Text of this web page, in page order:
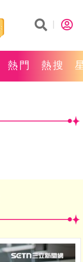
熱門 熱搜